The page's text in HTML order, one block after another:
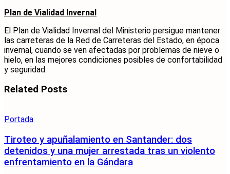
Plan de Vialidad Invernal
El Plan de Vialidad Invernal del Ministerio persigue mantener
las carreteras de la Red de Carreteras del Estado, en época
invernal, cuando se ven afectadas por problemas de nieve o
hielo, en las mejores condiciones posibles de confortabilidad
y seguridad.
Related Posts
Portada
Tiroteo y apuñalamiento en Santander: dos
detenidos y una mujer arrestada tras un violento
enfrentamiento en la Gándara